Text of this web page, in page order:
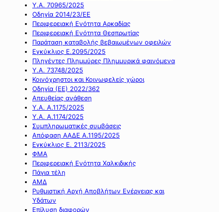
Υ.Α. 70965/2025
Οδηγία 2014/23/ΕΕ
Περιφερειακή Ενότητα Αρκαδίας
Περιφερειακή Ενότητα Θεσπρωτίας
Παράταση καταβολής βεβαιωμένων οφειλών
Εγκύκλιος Ε.2095/2025
Πληγέντες Πλημμύρες Πλημμυρικά φαινόμενα
Υ.Α. 73748/2025
Κοινόχρηστοι και Κοινωφελείς χώροι
Οδηγία (ΕΕ) 2022/362
Απευθείας ανάθεση
Υ.Α. Α.1175/2025
Υ.Α. Α.1174/2025
Συμπληρωματικές συμβάσεις
Απόφαση ΑΑΔΕ Α.1195/2025
Εγκύκλιος Ε. 2113/2025
ΦΜΑ
Περιφερειακή Ενότητα Χαλκιδικής
Πάγια τέλη
ΑΜΔ
Ρυθμιστική Αρχή Αποβλήτων Ενέργειας και
Υδάτων
Επίλυση διαφορών